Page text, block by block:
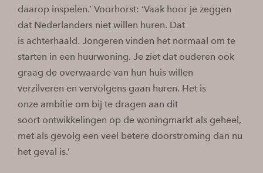
daarop inspelen.’ Voorhorst: ‘Vaak hoor je zeggen
dat Nederlanders niet willen huren. Dat
is achterhaald. Jongeren vinden het normaal om te
starten in een huurwoning. Je ziet dat ouderen ook
graag de overwaarde van hun huis willen
verzilveren en vervolgens gaan huren. Het is
onze ambitie om bij te dragen aan dit
soort ontwikkelingen op de woningmarkt als geheel,
met als gevolg een veel betere doorstroming dan nu
het geval is.’